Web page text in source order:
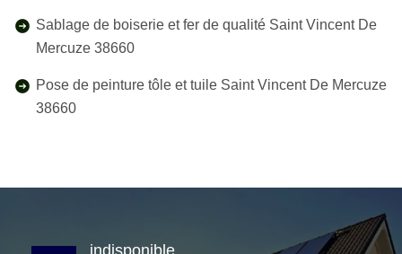
Sablage de boiserie et fer de qualité Saint Vincent De
Mercuze 38660
Pose de peinture tôle et tuile Saint Vincent De Mercuze
38660
indisponible